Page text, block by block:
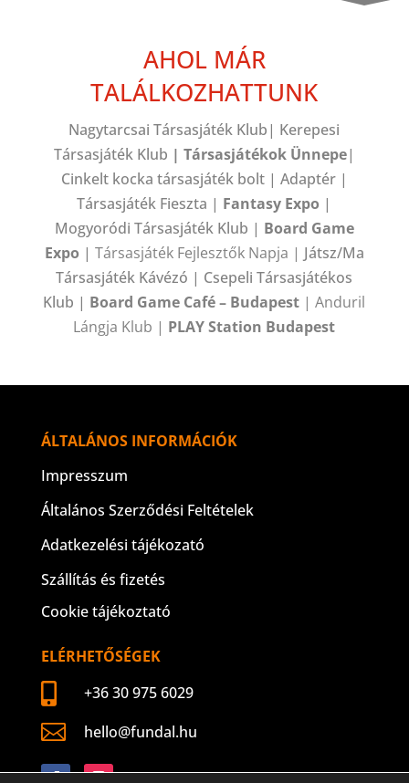
AHOL MÁR
TALÁLKOZHATTUNK
Nagytarcsai Társasjáték Klub| Kerepesi
Társasjáték Klub | Társasjátékok Ünnepe|
Cinkelt kocka társasjáték bolt | Adaptér |
Társasjáték Fieszta | Fantasy Expo |
Mogyoródi Társasjáték Klub | Board Game
Expo | Társasjáték Fejlesztők Napja | Játsz/Ma
Társasjáték Kávézó | Csepeli Társasjátékos
Klub | Board Game Café – Budapest | Anduril
Lángja Klub | PLAY Station Budapest
ÁLTALÁNOS INFORMÁCIÓK
Impresszum
Általános Szerződési Feltételek
Adatkezelési tájékozató
Szállítás és fizetés
Cookie tájékoztató
ELÉRHETŐSÉGEK
 +36 30 975 6029
 hello@fundal.hu
KövetésKövetés